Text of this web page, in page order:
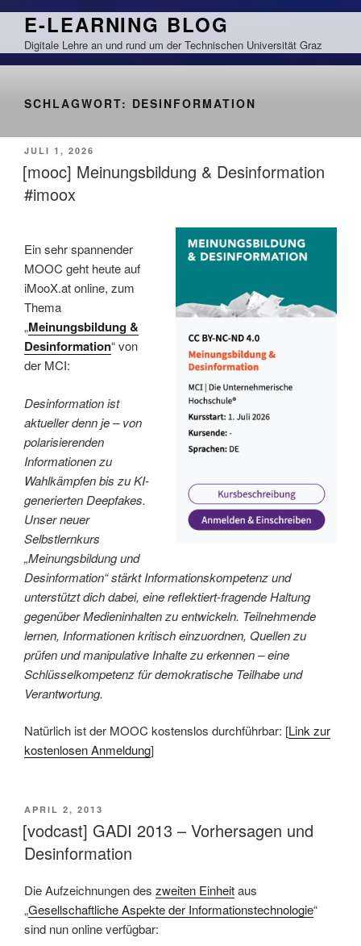
Zum
springen
E-LEARNING BLOG
Digitale Lehre an und rund um der Technischen Universität Graz
SCHLAGWORT: DESINFORMATION
VERÖFFENTLICHT
AM
JULI 1, 2026
[mooc] Meinungsbildung & Desinformation
#imoox
Ein sehr spannender
MOOC geht heute auf
iMooX.at online, zum
Thema
„Meinungsbildung &
Desinformation“ von
der MCI:
Desinformation ist
aktueller denn je – von
polarisierenden
Informationen zu
Wahlkämpfen bis zu KI-
generierten Deepfakes.
Unser neuer
Selbstlernkurs
„Meinungsbildung und
Desinformation“ stärkt Informationskompetenz und
unterstützt dich dabei, eine reflektiert-fragende Haltung
gegenüber Medieninhalten zu entwickeln. Teilnehmende
lernen, Informationen kritisch einzuordnen, Quellen zu
prüfen und manipulative Inhalte zu erkennen – eine
Schlüsselkompetenz für demokratische Teilhabe und
Verantwortung.
Natürlich ist der MOOC kostenslos durchführbar: [Link zur
kostenlosen Anmeldung]
VERÖFFENTLICHT
AM
APRIL 2, 2013
[vodcast] GADI 2013 – Vorhersagen und
Desinformation
Die Aufzeichnungen des zweiten Einheitaus
„Gesellschaftliche Aspekte der Informationstechnologie“
sind nun online verfügbar: